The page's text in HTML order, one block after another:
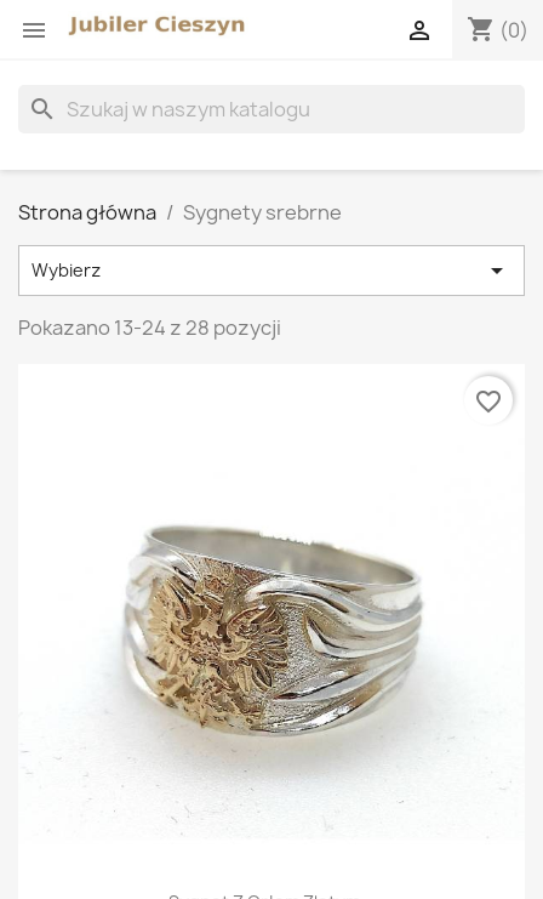
 shopping_cart (0)

search
Strona główna Sygnety srebrne
Wybierz 
Pokazano 13-24 z 28 pozycji
favorite_border